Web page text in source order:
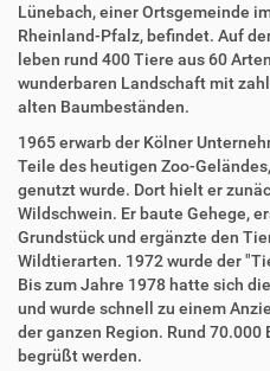
Lünebach, einer Ortsgemeinde
Rheinland-Pfalz, befindet. Auf
leben rund 400 Tiere aus 60
wunderbaren Landschaft mit
alten Baumbeständen.
1965 erwarb der Kölner
Teile des heutigen Zoo-
genutzt wurde. Dort hielt er
Wildschwein. Er baute Gehege,
Grundstück und ergänzte den
Wildtierarten. 1972 wurde der
Bis zum Jahre 1978 hatte sich
und wurde schnell zu einem
der ganzen Region. Rund
begrüßt werden.